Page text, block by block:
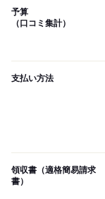
予算
（口コミ集計）
支払い方法
領収書（適格簡易請求
書）